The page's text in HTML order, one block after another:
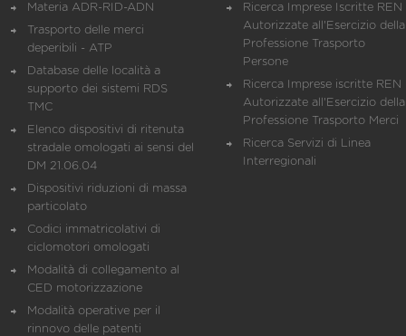
Materia ADR-RID-ADN
Trasporto delle merci
deperibili - ATP
Database delle località a
supporto dei sistemi RDS
TMC
Elenco dispositivi di ritenuta
stradale omologati ai sensi del
DM 21.06.04
Dispositivi riduzioni di massa
particolato
Codici immatricolativi di
ciclomotori omologati
Modalità di collegamento al
CED motorizzazione
Modalità operative per il
rinnovo delle patenti
Ricerca Imprese Iscritte REN
Autorizzate all'Esercizio della
Professione Trasporto
Persone
Ricerca Imprese iscritte REN
Autorizzate all'Esercizio della
Professione Trasporto Merci
Ricerca Servizi di Linea
Interregionali